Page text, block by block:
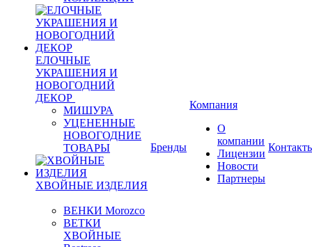
ЕЛОЧНЫЕ
УКРАШЕНИЯ И
НОВОГОДНИЙ
ДЕКОР
МИШУРА
УЦЕНЕННЫЕ
НОВОГОДНИЕ
ТОВАРЫ
ХВОЙНЫЕ ИЗДЕЛИЯ
ВЕНКИ Morozco
ВЕТКИ
ХВОЙНЫЕ
Бренды
Компания
О
компании
Лицензии
Новости
Партнеры